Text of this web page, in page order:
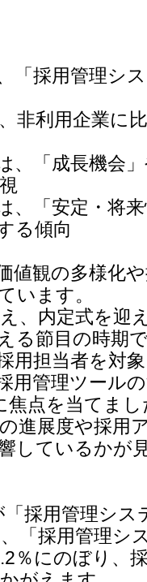
「採用管理シ
非利用企業に
、「成長機会
、「安定・将
る傾向
値観の多様化
います。
、内定式を迎
る節目の時期
用担当者を対
用管理ツール
焦点を当てまし
進展度や採用
しているかが
「採用管理シ
「採用管理シ
％にのぼり、